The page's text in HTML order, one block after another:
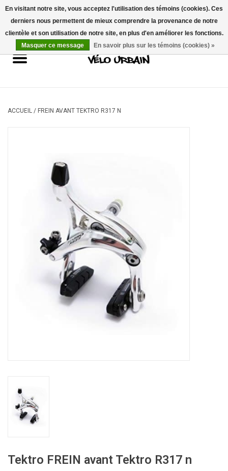
USD/CAD 0 Articles - 0,00$CA
Vélos neufs
Mécanique
Idées Cadeaux
ACCUEIL / FREIN AVANT TEKTRO R317 N
Tektro FREIN avant Tektro R317 n
En visitant notre site, vous acceptez l'utilisation des témoins (cookies). Ces
derniers nous permettent de mieux comprendre la provenance de notre
clientèle et son utilisation de notre site, en plus d'en améliorer les fonctions.
Masquer ce message
En savoir plus sur les témoins (cookies) »